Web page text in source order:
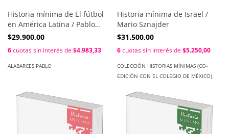
Historia mínima de El fútbol
en América Latina / Pablo
Alabarces
$29.900,00
6cuotas sin interés de $4.983,33
ALABARCES PABLO
Historia mínima de Israel /
Mario Sznajder
$31.500,00
6cuotas sin interés de $5.250,00
COLECCIÓN HISTORIAS MÍNIMAS (CO-
EDICIÓN CON EL COLEGIO DE MÉXICO)